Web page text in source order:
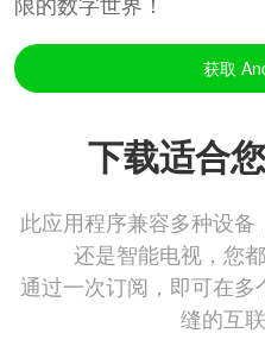
获取
下载适合
此应用程序兼容多种设
还是智能电视，您
通过一次订阅，即可在
缝的互